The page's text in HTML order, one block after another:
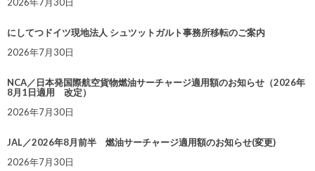
2026年7月30日
にしてつドイツ現地法人 シュツットガルト事務所移転のご案内
2026年7月30日
NCA／日本発国際航空貨物燃油サーチャージ適用額のお知らせ（2026年
8月1日適用 改定）
2026年7月30日
JAL／2026年8月前半 燃油サーチャージ適用額のお知らせ(変更)
2026年7月30日